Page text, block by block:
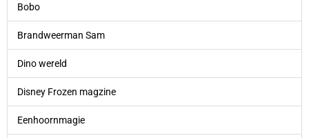
Bobo
Brandweerman Sam
Dino wereld
Disney Frozen magzine
Eenhoornmagie